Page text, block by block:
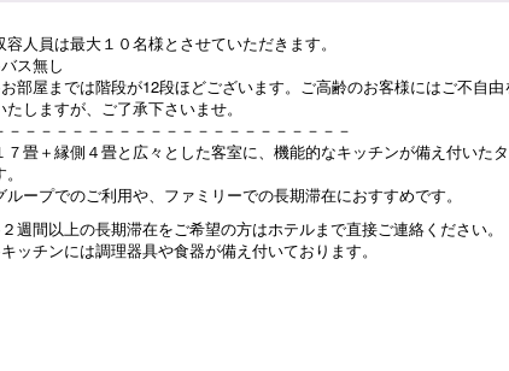
容人員は最大１０名様とさせていただきます。
ス無し
部屋までは階段が12段ほどございます。ご高齢のお客様にはご不自由
たしますが、ご了承下さいませ。
－－－－－－－－－－－－－－－－－－－－－－
７畳＋縁側４畳と広々とした客室に、機能的なキッチンが備え付いた
ループでのご利用や、ファミリーでの長期滞在におすすめです。
週間以上の長期滞在をご希望の方はホテルまで直接ご連絡ください。
ッチンには調理器具や食器が備え付いております。